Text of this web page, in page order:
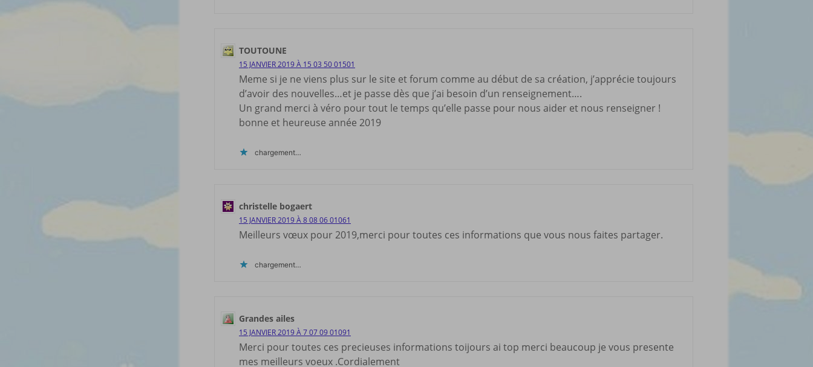
TOUTOUNE
15 JANVIER 2019 À 15 03 50 01501
Meme si je ne viens plus sur le site et forum comme au début de sa création, j’apprécie toujours
d’avoir des nouvelles…et je passe dès que j’ai besoin d’un renseignement….
Un grand merci à véro pour tout le temps qu’elle passe pour nous aider et nous renseigner !
bonne et heureuse année 2019
chargement…
christelle bogaert
15 JANVIER 2019 À 8 08 06 01061
Meilleurs vœux pour 2019,merci pour toutes ces informations que vous nous faites partager.
chargement…
Grandes ailes
15 JANVIER 2019 À 7 07 09 01091
Merci pour toutes ces precieuses informations toijours ai top merci beaucoup je vous presente
mes meilleurs voeux .Cordialement